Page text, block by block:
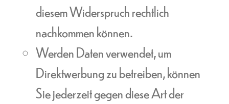
diesem Widerspruch rechtlich
nachkommen können.
Werden Daten verwendet, um
Direktwerbung zu betreiben, können
Sie jederzeit gegen diese Art der